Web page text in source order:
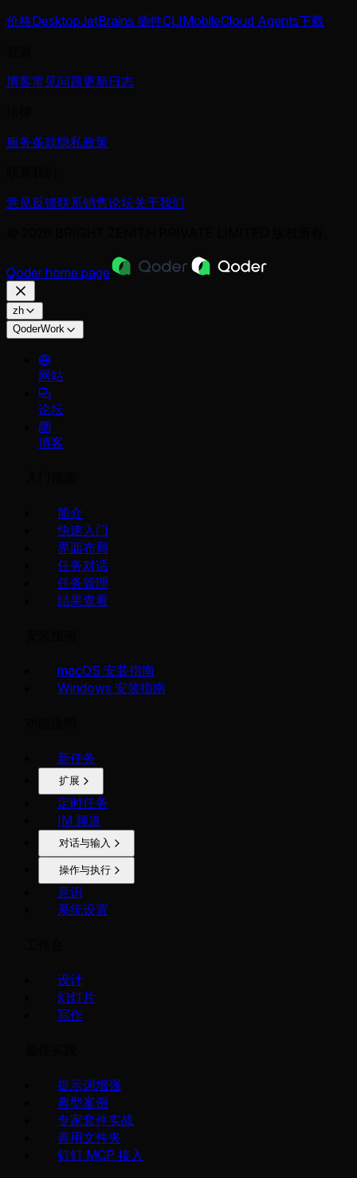
价格DesktopJetBrains 插件CLIMobileCloud Agents下载
博客常见问题更新日志
服务条款隐私政策
意见反馈联系销售论坛关于我们
Qoder home page
zh
QoderWork
网站
论坛
博客
简介
快速入门
界面布局
任务对话
任务管理
结果查看
macOS 安装指南
Windows 安装指南
新任务
扩展
定时任务
IM 频道
对话与输入
操作与执行
意识
系统设置
设计
幻灯片
写作
提示词增强
典型案例
专家套件实战
善用文件夹
钉钉 MCP 接入